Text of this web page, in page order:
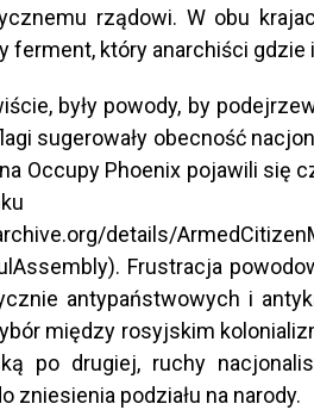
rządowi. W obu
ferment, który anarchiści
były powody, by
sugerowały obecność
Occupy Phoenix pojawili się
details/
Frustracja
antypaństwowych i
między rosyjskim
po drugiej, ruchy
zniesienia podziału na narody.